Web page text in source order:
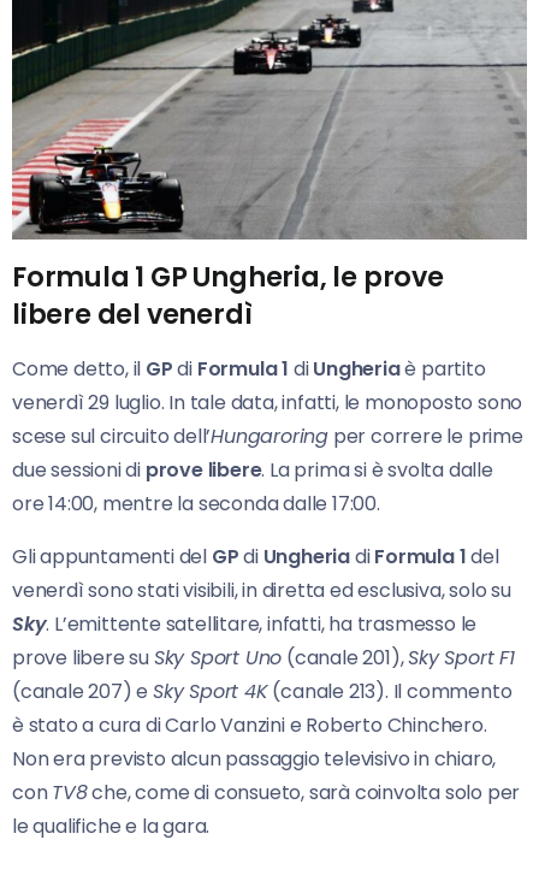
Formula 1 GP Ungheria, le prove
libere del venerdì
Come detto, il GPdi Formula 1 diUngheriaè partito
venerdì 29 luglio. In tale data, infatti, le monoposto sono
scese sul circuito dell’Hungaroring per correre le prime
due sessioni di prove libere. La prima si è svolta dalle
ore 14:00, mentre la seconda dalle 17:00.
Gli appuntamenti del GPdi UngheriadiFormula 1del
venerdì sono stati visibili, in diretta ed esclusiva, solo su
Sky. L’emittente satellitare, infatti, ha trasmesso le
prove libere suSky Sport Uno (canale 201),Sky Sport F1
(canale 207) eSky Sport 4K(canale 213). Il commento
è stato a cura di Carlo Vanzini e Roberto Chinchero.
Non era previsto alcun passaggio televisivo in chiaro,
conTV8che, come di consueto, sarà coinvolta solo per
le qualifiche e la gara.